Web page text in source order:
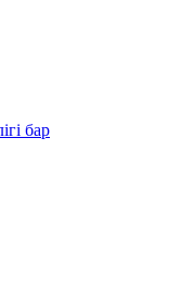
бар